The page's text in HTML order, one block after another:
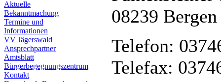
Aktuelle
Bekanntmachung
Termine und
Informationen
VV Jägerswald
Ansprechpartner
Amtsblatt
Bürgerbegegnungszentrum
Kontakt
08239 Bergen
Telefon:
Telefax: